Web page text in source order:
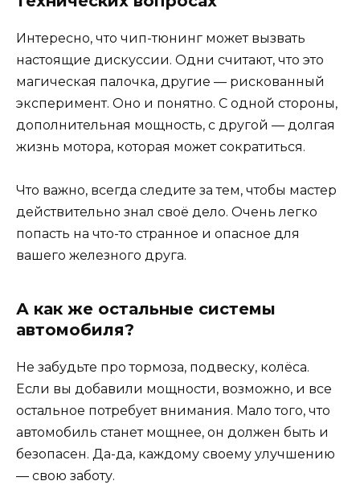
Интересно, что чип-тюнинг может вызвать
настоящие дискуссии. Одни считают, что это
магическая палочка, другие — рискованный
эксперимент. Оно и понятно. С одной стороны,
дополнительная мощность, с другой — долгая
жизнь мотора, которая может сократиться.
Что важно, всегда следите за тем, чтобы мастер
действительно знал своё дело. Очень легко
попасть на что-то странное и опасное для
вашего железного друга.
А как же остальные системы
автомобиля?
Не забудьте про тормоза, подвеску, колёса.
Если вы добавили мощности, возможно, и все
остальное потребует внимания. Мало того, что
автомобиль станет мощнее, он должен быть и
безопасен. Да-да, каждому своему улучшению
— свою заботу.